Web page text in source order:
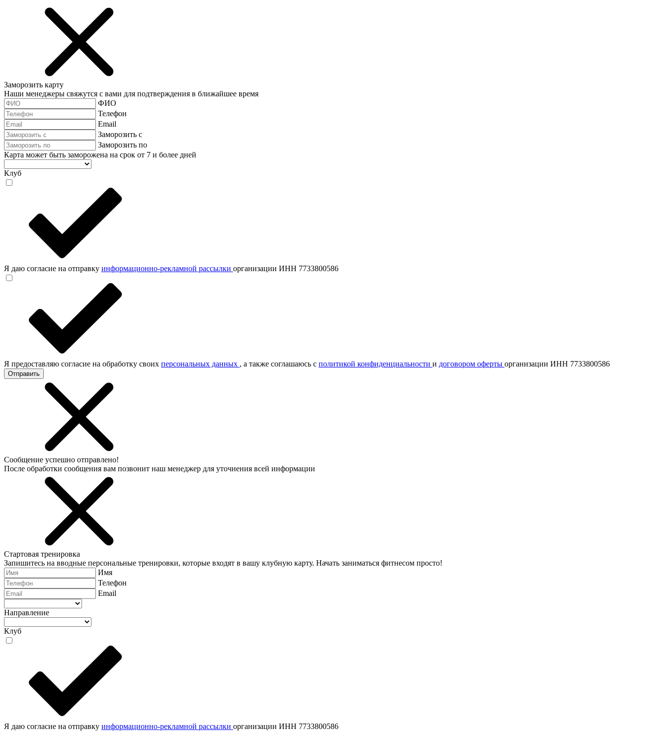
Заморозить карту
Наши менеджеры свяжутся с вами для подтверждения в ближайшее время
ФИО
Телефон
Email
Заморозить с
Заморозить по
Карта может быть заморожена на срок от 7 и более дней
Клуб
Я даю согласие на отправку информационно-рекламной рассылки организации ИНН 7733800586
Я предоставляю согласие на обработку своих персональных данных , а также соглашаюсь с политикой конфиденциальности и договором оферты организации ИНН 7733800586
Отправить
Сообщение успешно отправлено!
После обработки сообщения вам позвонит наш менеджер для уточнения всей информации
Стартовая тренировка
Запишитесь на вводные персональные тренировки, которые входят в вашу клубную карту. Начать заниматься фитнесом просто!
Имя
Телефон
Email
Направление
Клуб
Я даю согласие на отправку информационно-рекламной рассылки организации ИНН 7733800586